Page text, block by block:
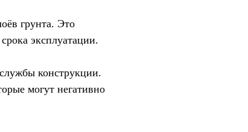
грунта. Это
эксплуатации.
конструкции.
могут негативно